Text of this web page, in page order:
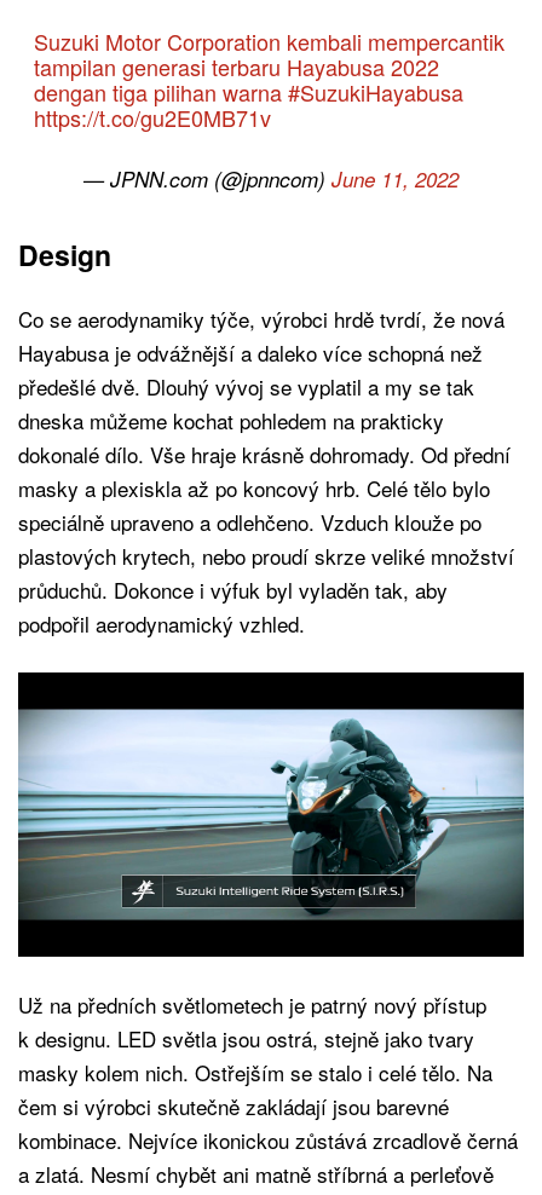
Suzuki Motor Corporation kembali mempercantik
tampilan generasi terbaru Hayabusa 2022
dengan tiga pilihan warna#SuzukiHayabusa
https://t.co/gu2E0MB71v
— JPNN.com (@jpnncom) June 11, 2022
Design
Co se aerodynamiky týče, výrobci hrdě tvrdí, že nová
Hayabusa je odvážnější a daleko více schopná než
předešlé dvě. Dlouhý vývoj se vyplatil a my se tak
dneska můžeme kochat pohledem na prakticky
dokonalé dílo. Vše hraje krásně dohromady. Od přední
masky a plexiskla až po koncový hrb. Celé tělo bylo
speciálně upraveno a odlehčeno. Vzduch klouže po
plastových krytech, nebo proudí skrze veliké množství
průduchů. Dokonce i výfuk byl vyladěn tak, aby
podpořil aerodynamický vzhled.
Už na předních světlometech je patrný nový přístup
k designu. LED světla jsou ostrá, stejně jako tvary
masky kolem nich. Ostřejším se stalo i celé tělo. Na
čem si výrobci skutečně zakládají jsou barevné
kombinace. Nejvíce ikonickou zůstává zrcadlově černá
a zlatá. Nesmí chybět ani matně stříbrná a perleťově